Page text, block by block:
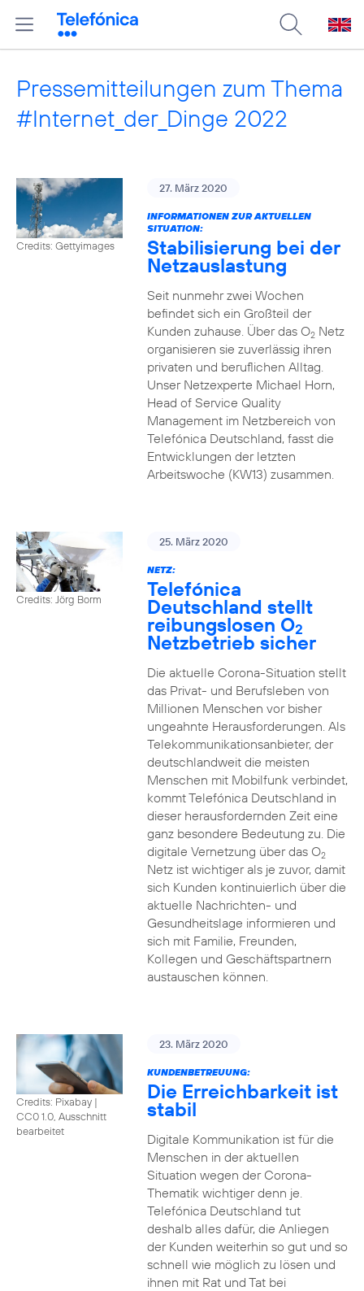
Pressemitteilungen zum Thema
#Internet_der_Dinge 2022
Credits: Gettyimages
27. März 2020
INFORMATIONEN ZUR AKTUELLEN
SITUATION:
Stabilisierung bei der
Netzauslastung
Seit nunmehr zwei Wochen
befindet sich ein Großteil der
Kunden zuhause. Über das O2Netz
organisieren sie zuverlässig ihren
privaten und beruflichen Alltag.
Unser Netzexperte Michael Horn,
Head of Service Quality
Management im Netzbereich von
Telefónica Deutschland, fasst die
Entwicklungen der letzten
Arbeitswoche (KW13) zusammen.
Credits: Jörg Borm
25. März 2020
NETZ:
Telefónica
Deutschland stellt
reibungslosen O2
Netzbetrieb sicher
Die aktuelle Corona-Situation stellt
das Privat- und Berufsleben von
Millionen Menschen vor bisher
ungeahnte Herausforderungen. Als
Telekommunikationsanbieter, der
deutschlandweit die meisten
Menschen mit Mobilfunk verbindet,
kommt Telefónica Deutschland in
dieser herausfordernden Zeit eine
ganz besondere Bedeutung zu. Die
digitale Vernetzung über das O2
Netz ist wichtiger als je zuvor, damit
sich Kunden kontinuierlich über die
aktuelle Nachrichten- und
Gesundheitslage informieren und
sich mit Familie, Freunden,
Kollegen und Geschäftspartnern
austauschen können.
Credits: Pixabay |
CC0 1.0, Ausschnitt
bearbeitet
23. März 2020
KUNDENBETREUUNG:
Die Erreichbarkeit ist
stabil
Digitale Kommunikation ist für die
Menschen in der aktuellen
Situation wegen der Corona-
Thematik wichtiger denn je.
Telefónica Deutschland tut
deshalb alles dafür, die Anliegen
der Kunden weiterhin so gut und so
schnell wie möglich zu lösen und
ihnen mit Rat und Tat bei